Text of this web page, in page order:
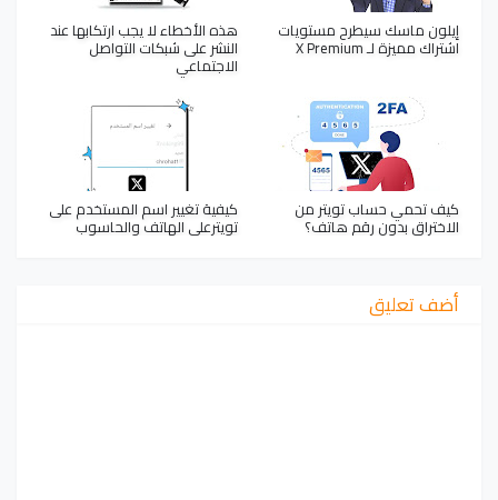
إيلون ماسك سيطرح مستويات
اشتراك مميزة لـ X Premium
هذه الأخطاء لا يجب ارتكابها عند
النشر على شبكات التواصل
الاجتماعي
كيف تحمي حساب تويتر من
الاختراق بدون رقم هاتف؟
كيفية تغيير اسم المستخدم على
تويترعلى الهاتف والحاسوب
أضف تعليق